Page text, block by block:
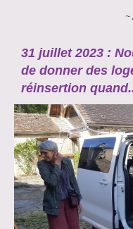
~
31 juillet 2023 :
de donner des
réinsertion